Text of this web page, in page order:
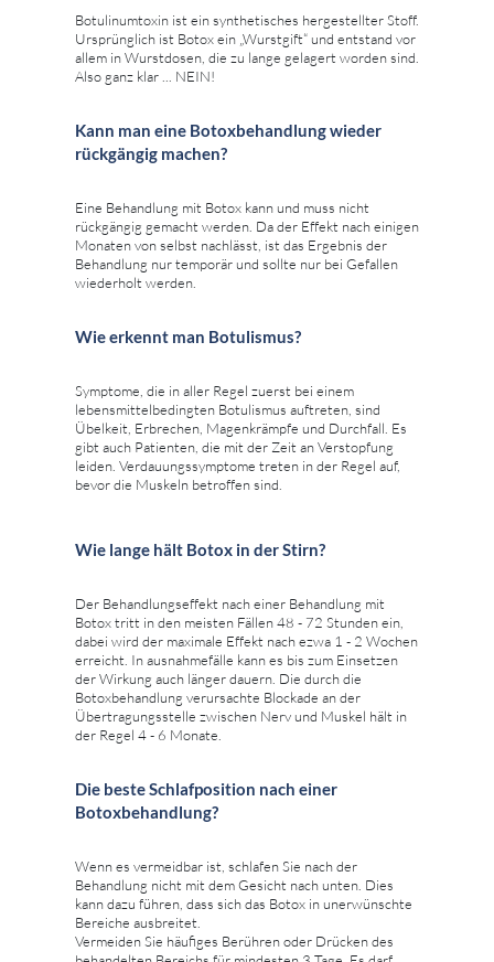
Botulinumtoxin ist ein synthetisches hergestellter Stoff.
Ursprünglich ist Botox ein „Wurstgift“ und entstand vor
allem in Wurstdosen, die zu lange gelagert worden sind.
Also ganz klar ... NEIN!
Kann man eine Botoxbehandlung wieder
rückgängig machen?
Eine Behandlung mit Botox kann und muss nicht
rückgängig gemacht werden. Da der Effekt nach einigen
Monaten von selbst nachlässt, ist das Ergebnis der
Behandlung nur temporär und sollte nur bei Gefallen
wiederholt werden.
Wie erkennt man Botulismus?
Symptome, die in aller Regel zuerst bei einem
lebensmittelbedingten Botulismus auftreten, sind
Übelkeit, Erbrechen, Magenkrämpfe und Durchfall. Es
gibt auch Patienten, die mit der Zeit an Verstopfung
leiden. Verdauungssymptome treten in der Regel auf,
bevor die Muskeln betroffen sind.
Wie lange hält Botox in der Stirn?
Der Behandlungseffekt nach einer Behandlung mit
Botox tritt in den meisten Fällen 48 - 72 Stunden ein,
dabei wird der maximale Effekt nach ezwa 1 - 2 Wochen
erreicht. In ausnahmefälle kann es bis zum Einsetzen
der Wirkung auch länger dauern. Die durch die
Botoxbehandlung verursachte Blockade an der
Übertragungsstelle zwischen Nerv und Muskel hält in
der Regel 4 - 6 Monate.
Die beste Schlafposition nach einer
Botoxbehandlung?
Wenn es vermeidbar ist, schlafen Sie nach der
Behandlung nicht mit dem Gesicht nach unten. Dies
kann dazu führen, dass sich das Botox in unerwünschte
Bereiche ausbreitet.
Vermeiden Sie häufiges Berühren oder Drücken des